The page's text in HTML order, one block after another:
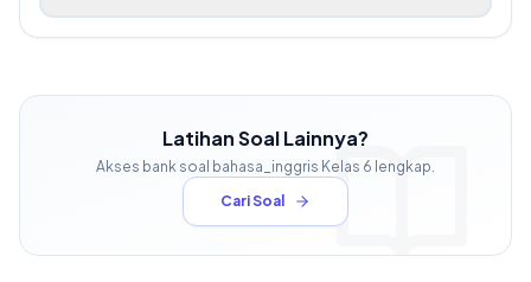
Latihan Soal Lainnya?
Akses bank soal bahasa_inggris Kelas 6 lengkap.
Cari Soal